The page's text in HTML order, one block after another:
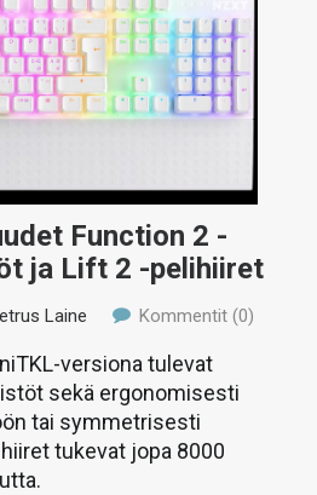
Function 2 -
ja Lift 2 -pelihiiret
Laine Kommentit (0)
versiona tulevat
sekä ergonomisesti
tai symmetrisesti
tukevat jopa 8000